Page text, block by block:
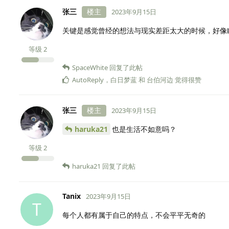
张三 楼主
等级 2
2023年9月15日
关键是感觉曾经的想法与现实差距太大的时候，好
SpaceWhite 回复了此帖
AutoReply ， 白日梦蓝和 台伯河边 觉得很赞
张三 楼主
等级 2
2023年9月15日
haruka21 也是生活不如意吗？
haruka21 回复了此帖
T
Tanix 2023年9月15日
每个人都有属于自己的特点，不会平平无奇的